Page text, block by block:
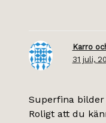
Karro
31 juli,
Superfina
Roligt att du